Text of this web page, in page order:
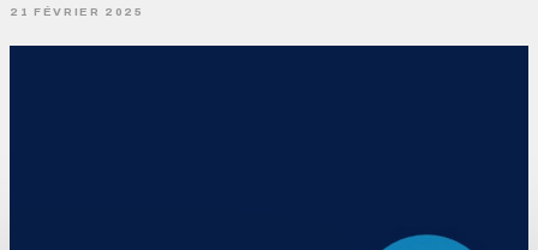
21 FÉVRIER 2025